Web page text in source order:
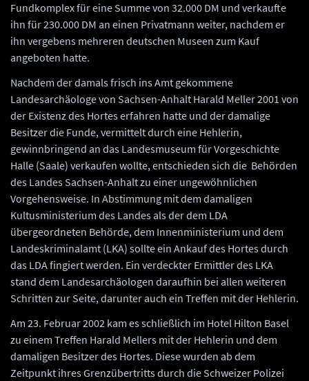
Fundkomplex für eine Summe von 32.000 DM und verkaufte
ihn für 230.000 DM an einen Privatmann weiter, nachdem er
ihn vergebens mehreren deutschen Museen zum Kauf
angeboten hatte.
Nachdem der damals frisch ins Amt gekommene
Landesarchäologe von Sachsen-Anhalt Harald Meller 2001 von
der Existenz des Hortes erfahren hatte und der damalige
Besitzer die Funde, vermittelt durch eine Hehlerin,
gewinnbringend an das Landesmuseum für Vorgeschichte
Halle (Saale) verkaufen wollte, entschieden sich die Behörden
des Landes Sachsen-Anhalt zu einer ungewöhnlichen
Vorgehensweise. In Abstimmung mit dem damaligen
Kultusministerium des Landes als der dem LDA
übergeordneten Behörde, dem Innenministerium und dem
Landeskriminalamt (LKA) sollte ein Ankauf des Hortes durch
das LDA fingiert werden. Ein verdeckter Ermittler des LKA
stand dem Landesarchäologen daraufhin bei allen weiteren
Schritten zur Seite, darunter auch ein Treffen mit der Hehlerin.
Am 23. Februar 2002 kam es schließlich im Hotel Hilton Basel
zu einem Treffen Harald Mellers mit der Hehlerin und dem
damaligen Besitzer des Hortes. Diese wurden ab dem
Zeitpunkt ihres Grenzübertritts durch die Schweizer Polizei